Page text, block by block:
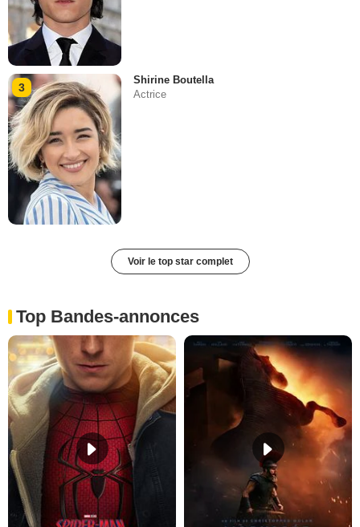
3
Shirine Boutella
Actrice
Voir le top star complet
Top Bandes-annonces